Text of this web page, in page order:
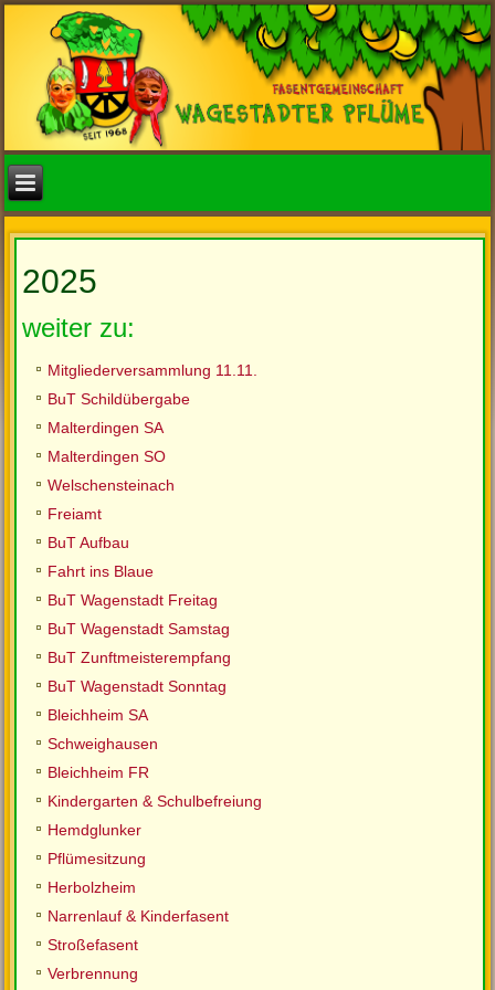
2025
weiter zu:
Mitgliederversammlung 11.11.
BuT Schildübergabe
Malterdingen SA
Malterdingen SO
Welschensteinach
Freiamt
BuT Aufbau
Fahrt ins Blaue
BuT Wagenstadt Freitag
BuT Wagenstadt Samstag
BuT Zunftmeisterempfang
BuT Wagenstadt Sonntag
Bleichheim SA
Schweighausen
Bleichheim FR
Kindergarten & Schulbefreiung
Hemdglunker
Pflümesitzung
Herbolzheim
Narrenlauf & Kinderfasent
Stroßefasent
Verbrennung